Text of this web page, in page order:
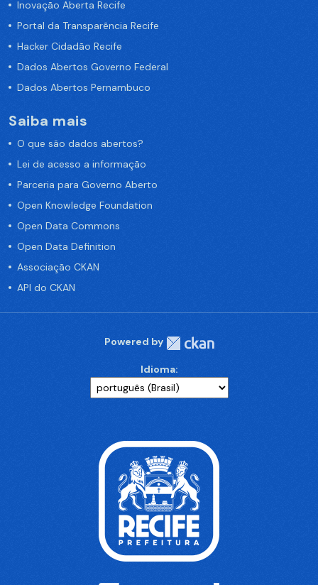
Inovação Aberta Recife
Portal da Transparência Recife
Hacker Cidadão Recife
Dados Abertos Governo Federal
Dados Abertos Pernambuco
Saiba mais
O que são dados abertos?
Lei de acesso a informação
Parceria para Governo Aberto
Open Knowledge Foundation
Open Data Commons
Open Data Definition
Associação CKAN
API do CKAN
Powered by
Idioma